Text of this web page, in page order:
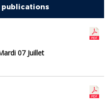
publications
07 Juillet